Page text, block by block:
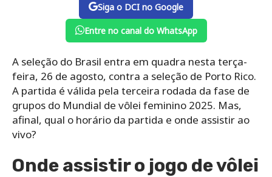
Siga o DCI no Google
Entre no canal do WhatsApp
A seleção do Brasil entra em quadra nesta terça-
feira, 26 de agosto, contra a seleção de Porto Rico.
A partida é válida pela terceira rodada da fase de
grupos do Mundial de vôlei feminino 2025. Mas,
afinal, qual o horário da partida e onde assistir ao
vivo?
Onde assistir o jogo de vôlei